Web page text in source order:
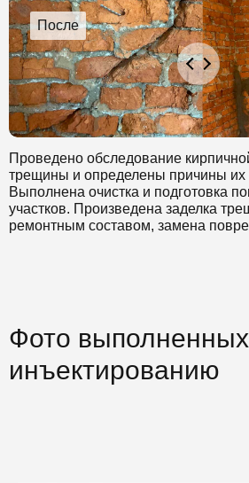
Мы предоставили заказчику
работу, выполненную в кратчайшие
остались довольны.
Проведено обследование
трещины и определены причины их
Выполнена очистка и подготовка
участков. Произведена заделка
ремонтным составом, замена
Фото
инъектированию